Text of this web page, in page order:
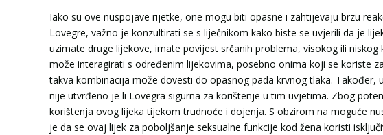
Iako su ove nuspojave rijetke, one mogu biti opasne i zahtijevaju brzu
Lovegre, važno je konzultirati se s liječnikom kako biste se uvjerili da je
uzimate druge lijekove, imate povijest srčanih problema, visokog ili
može interagirati s određenim lijekovima, posebno onima koji se koriste
takva kombinacija može dovesti do opasnog pada krvnog tlaka.
nije utvrđeno je li Lovegra sigurna za korištenje u tim uvjetima. Zbog
korištenja ovog lijeka tijekom trudnoće i dojenja. S obzirom na moguće
je da se ovaj lijek za poboljšanje seksualne funkcije kod žena koristi